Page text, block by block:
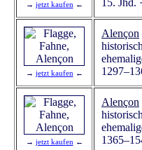
→ jetzt kaufen ←
→ jetzt kaufen ←
Alençon
→ jetzt kaufen ←
Alençon